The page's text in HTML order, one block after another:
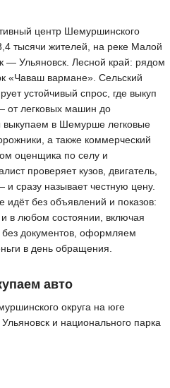
центр Шемуршинского
тысячи жителей, на реке Малой
— Ульяновск. Лесной край: рядом
«Чаваш вармане». Сельский
устойчивый спрос, где выкуп
от легковых машин до
выкупаем в Шемурше легковые
а также коммерческий
оценщика по селу и
проверяет кузов, двигатель,
сразу называет честную цену.
без объявлений и показов:
в любом состоянии, включая
документов, оформляем
в день обращения.
авто
округа на юге
и национального парка